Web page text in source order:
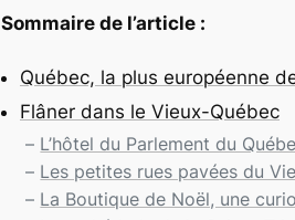
Sommaire de l’article :
Québec, la plus européenne
Flâner dans le Vieux-Québec
L’hôtel du Parlement du
Les petites rues pavées du
La Boutique de Noël, une